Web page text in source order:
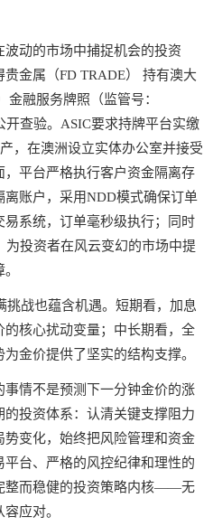
动的市场中捕捉机会的投资
金属（FD TRADE） 持有澳大
融服务牌照（监管号：
开查验。ASIC要求持牌平台实缴
，在澳洲设立实体办公室并接受
平台严格执行客户资金隔离存
账户，采用NDD模式确保订单
系统，订单毫秒级执行；同时
投资者在风云变幻的市场中提
挑战也蕴含机遇。短期看，加息
核心扰动变量；中长期看，全
金价提供了坚实的结构支撑。
情不是预测下一分钟金价的涨
投资体系：认清关键支撑阻力
变化，始终把风险管理和资金
台、严格的风控纪律和理性的
整而稳健的投资策略内核——无
应对。